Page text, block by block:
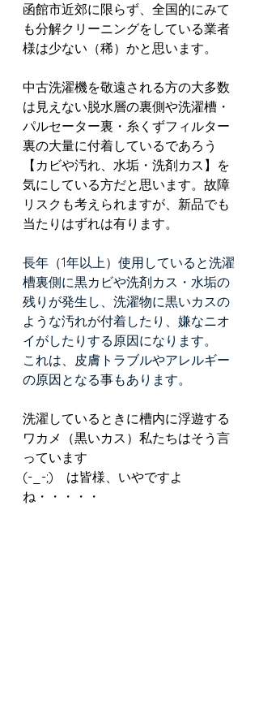
函館市近郊に限らず、全国的にみて
も分解クリーニングをしている業者
様は少ない（稀）かと思います。
中古洗濯機を敬遠される方の大多数
は見えない脱水層の裏側や洗濯槽・
パルセーター裏・糸くずフィルター
裏の大量に付着しているであろう
【カビや汚れ、水垢・洗剤カス】を
気にしている方だと思います。故障
リスクも考えられますが、新品でも
当たりはずれは有ります。
長年（1年以上）使用していると洗濯
槽裏側に黒カビや洗剤カス・水垢の
残りが発生し、洗濯物に黒いカスの
ような汚れが付着したり、嫌なニオ
イがしたりする原因になります。﻿
これは、皮膚トラブルやアレルギー
の原因となる事もあります。
洗濯しているときに槽内に浮遊する
ワカメ（黒いカス）私たちはそう言
っています
(-_-;)　は皆様、いやですよ
ね・・・・・